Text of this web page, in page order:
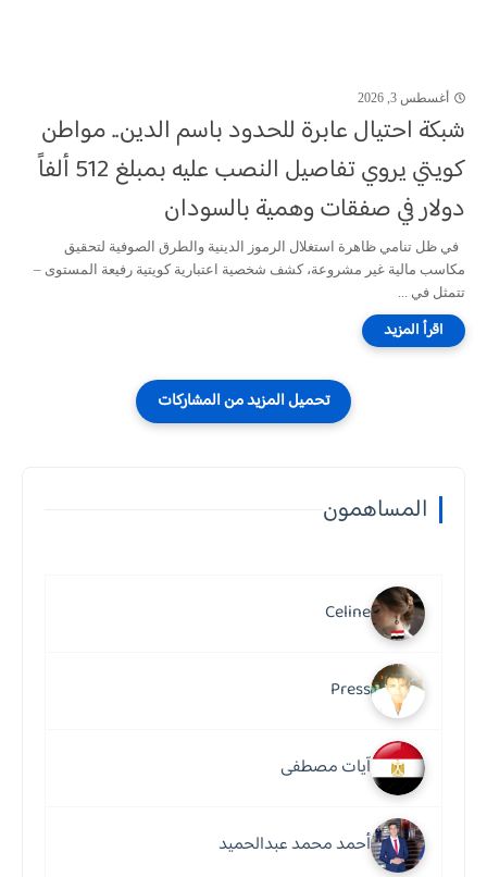
أغسطس 3, 2026
شبكة احتيال عابرة للحدود باسم الدين.. مواطن
كويتي يروي تفاصيل النصب عليه بمبلغ 512 ألفاً
دولار في صفقات وهمية بالسودان
في ظل تنامي ظاهرة استغلال الرموز الدينية والطرق الصوفية لتحقيق
مكاسب مالية غير مشروعة، كشف شخصية اعتبارية كويتية رفيعة المستوى –
تتمثل في ...
المساهمون
Celine
Press
آيات مصطفى
أحمد محمد عبدالحميد